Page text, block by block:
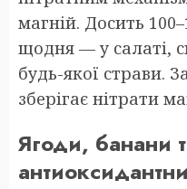
магній. Досить
щодня — у салаті,
будь-якої страви.
зберігає нітрати
Ягоди, банани